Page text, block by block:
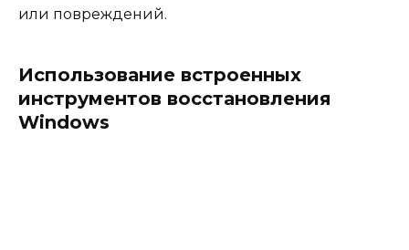
или повреждений.
Использование встроенных
инструментов восстановления
Windows